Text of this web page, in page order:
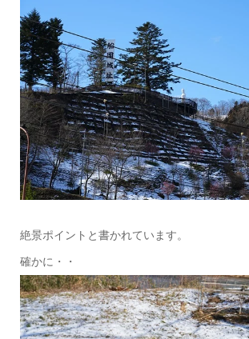
絶景ポイントと書かれています。
確かに・・